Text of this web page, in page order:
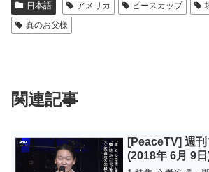
日本語 アメリカ ピースカップ
真のお父様
関連記事
[PeaceTV] 週
(2018年 6月 9